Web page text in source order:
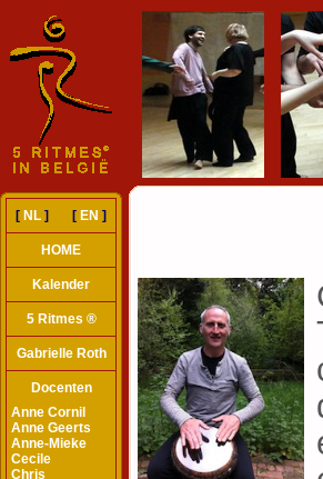
[ NL ] [ EN ]
HOME
Kalender
5 Ritmes ®
Gabrielle Roth
Docenten
Anne Cornil
Anne Geerts
Anne-Mieke
Cecile
Chris